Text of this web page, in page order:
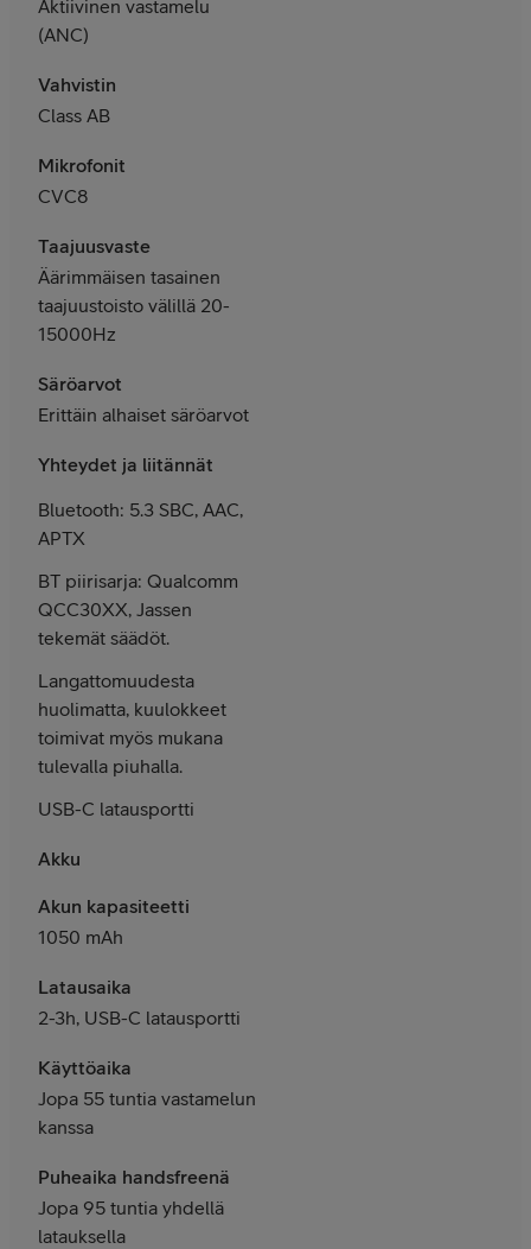
Aktiivinen vastamelu
(ANC)
Vahvistin
Class AB
Mikrofonit
CVC8
Taajuusvaste
Äärimmäisen tasainen
taajuustoisto välillä 20-
15000Hz
Säröarvot
Erittäin alhaiset säröarvot
Yhteydet ja liitännät
Bluetooth: 5.3 SBC, AAC,
APTX
BT piirisarja: Qualcomm
QCC30XX, Jassen
tekemät säädöt.
Langattomuudesta
huolimatta, kuulokkeet
toimivat myös mukana
tulevalla piuhalla.
USB-C latausportti
Akku
Akun kapasiteetti
1050 mAh
Latausaika
2-3h, USB-C latausportti
Käyttöaika
Jopa 55 tuntia vastamelun
kanssa
Puheaika handsfreenä
Jopa 95 tuntia yhdellä
latauksella